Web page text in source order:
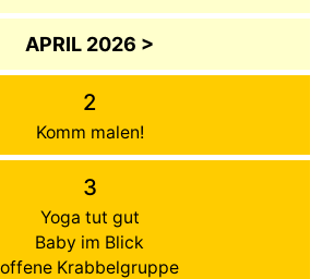
APRIL 2026 >
2
Komm malen!
3
Yoga tut gut
Baby im Blick
offene Krabbelgruppe